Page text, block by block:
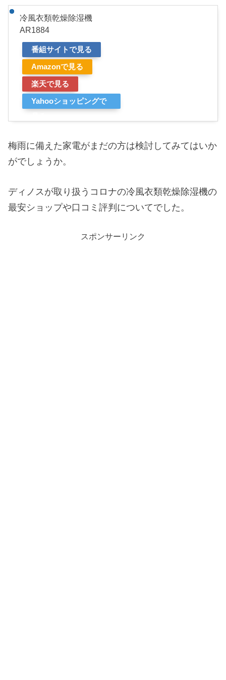
冷風衣類乾燥除湿機
AR1884
番組サイトで見る
Amazonで見る
楽天で見る
Yahooショッピングで
梅雨に備えた家電がまだの方は検討してみてはいか
がでしょうか。
ディノスが取り扱うコロナの冷風衣類乾燥除湿機の
最安ショップや口コミ評判についてでした。
スポンサーリンク